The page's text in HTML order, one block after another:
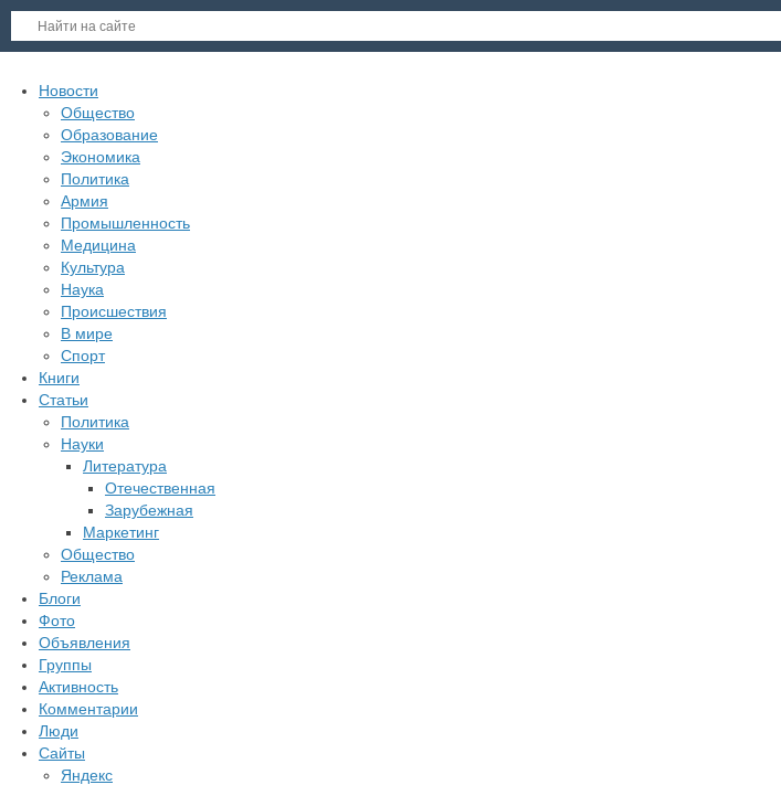
Новости
Общество
Образование
Экономика
Политика
Армия
Промышленность
Медицина
Культура
Наука
Происшествия
В мире
Спорт
Книги
Статьи
Политика
Науки
Литература
Отечественная
Зарубежная
Маркетинг
Общество
Реклама
Блоги
Фото
Объявления
Группы
Активность
Комментарии
Люди
Сайты
Яндекс